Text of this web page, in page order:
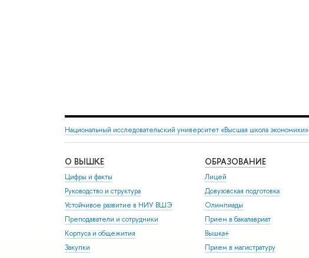
Национальный исследовательский университет «Высшая школа экономики»
О ВЫШКЕ
Цифры и факты
Руководство и структура
Устойчивое развитие в НИУ ВШЭ
Преподаватели и сотрудники
Корпуса и общежития
Закупки
ОБРАЗОВАНИЕ
Лицей
Довузовская подготовка
Олимпиады
Прием в бакалавриат
Вышка+
Прием в магистратуру